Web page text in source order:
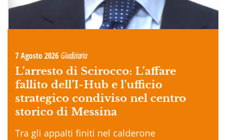
7 Agosto 2026 Giudiziaria
L’arresto di Scirocco: L’affare
fallito dell’I-Hub e l’ufficio
strategico condiviso nel centro
storico di Messina
Tra gli appalti finiti nel calderone